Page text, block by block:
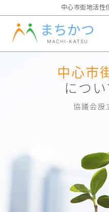
中心市街地活性
中心市
につ
協議会設